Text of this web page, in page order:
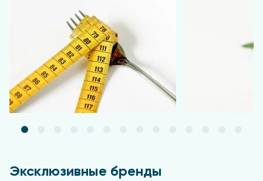
Эксклюзивные бренды